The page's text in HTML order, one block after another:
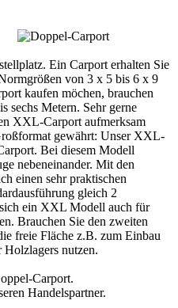
Ein Carport erhalten Sie
von 3 x 5 bis 6 x 9
kaufen möchen, brauchen
sechs Metern. Sehr gerne
XXL-Carport aufmerksam
gewährt: Unser XXL-
Bei diesem Modell
nebeneinander. Mit den
einen sehr praktischen
gleich 2
ein XXL Modell auch für
Brauchen Sie den zweiten
freie Fläche z.B. zum Einbau
Holzlagers nutzen.
Carport.
Handelspartner.